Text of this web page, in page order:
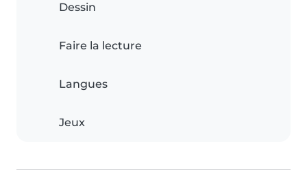
Dessin
Faire la lecture
Langues
Jeux